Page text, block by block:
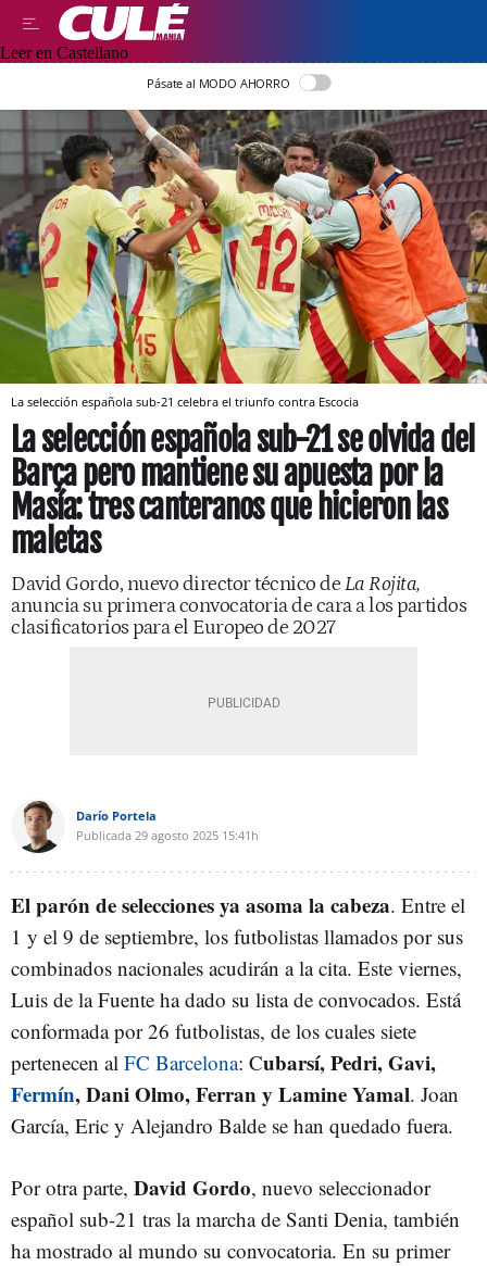
Leer en Castellano
Pásate al MODO AHORRO
La selección española sub-21 celebra el triunfo contra Escocia
La selección española sub-21 se olvida del
Barça pero mantiene su apuesta por la
Masía: tres canteranos que hicieron las
maletas
David Gordo, nuevo director técnico deLa Rojita,
anuncia su primera convocatoria de cara a los partidos
clasificatorios para el Europeo de 2027
Darío Portela
Publicada 29 agosto 2025 15:41h
El parón de selecciones ya asoma la cabeza. Entre el
1 y el 9 de septiembre, los futbolistas llamados por sus
combinados nacionales acudirán a la cita. Este viernes,
Luis de la Fuente ha dado su lista de convocados. Está
conformada por 26 futbolistas, de los cuales siete
pertenecen al FC Barcelona: Cubarsí, Pedri, Gavi,
Fermín, Dani Olmo, Ferran y Lamine Yamal. Joan
García, Eric y Alejandro Balde se han quedado fuera.
Por otra parte, David Gordo, nuevo seleccionador
español sub-21 tras la marcha de Santi Denia, también
ha mostrado al mundo su convocatoria. En su primer